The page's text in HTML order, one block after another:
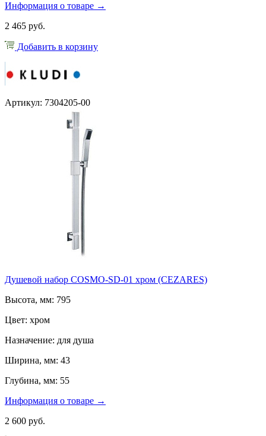
Информация о товаре →
2 465 руб.
Добавить в корзину
Артикул: 7304205-00
Душевой набор COSMO-SD-01 хром (CEZARES)
Высота, мм: 795
Цвет: хром
Назначение: для душа
Ширина, мм: 43
Глубина, мм: 55
Информация о товаре →
2 600 руб.